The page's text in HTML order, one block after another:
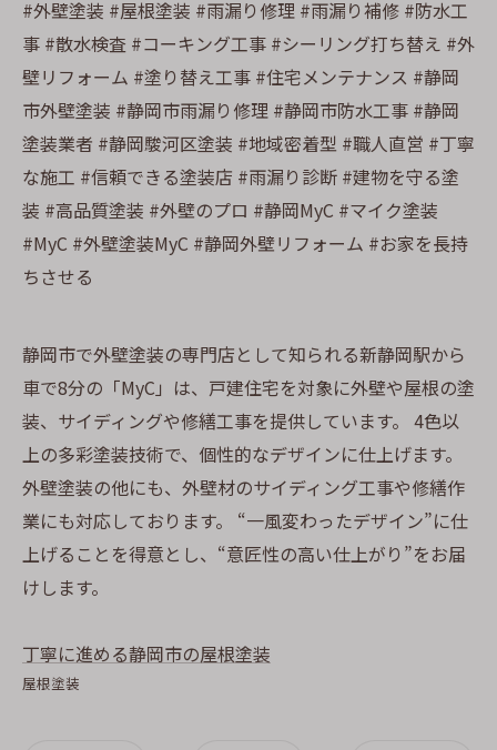
#外壁塗装 #屋根塗装 #雨漏り修理 #雨漏り補修 #防水工
事 #散水検査 #コーキング工事 #シーリング打ち替え #外
壁リフォーム #塗り替え工事 #住宅メンテナンス #静岡
市外壁塗装 #静岡市雨漏り修理 #静岡市防水工事 #静岡
塗装業者 #静岡駿河区塗装 #地域密着型 #職人直営 #丁寧
な施工 #信頼できる塗装店 #雨漏り診断 #建物を守る塗
装 #高品質塗装 #外壁のプロ #静岡MyC #マイク塗装
#MyC #外壁塗装MyC #静岡外壁リフォーム #お家を長持
ちさせる
静岡市で外壁塗装の専門店として知られる新静岡駅から
車で8分の「MyC」は、戸建住宅を対象に外壁や屋根の塗
装、サイディングや修繕工事を提供しています。 4色以
上の多彩塗装技術で、個性的なデザインに仕上げます。
外壁塗装の他にも、外壁材のサイディング工事や修繕作
業にも対応しております。 “一風変わったデザイン”に仕
上げることを得意とし、“意匠性の高い仕上がり”をお届
けします。
丁寧に進める静岡市の屋根塗装
屋根塗装